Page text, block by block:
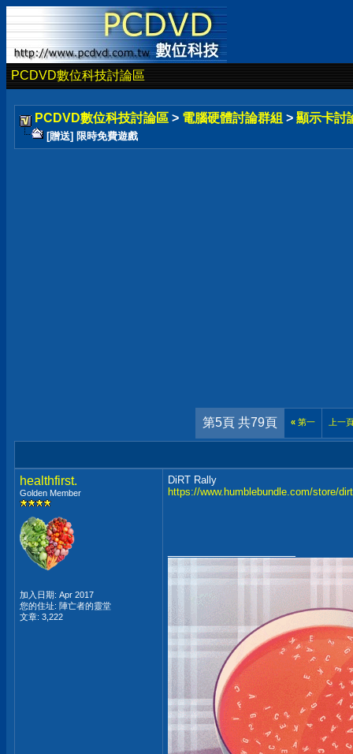
PCDVD數位科技討論區
PCDVD數位科技討論區 > 電腦硬體討論群組 > 顯示卡討
[贈送] 限時免費遊戲
第5頁 共79頁 « 第一 上一
healthfirst.
Golden Member
加入日期: Apr 2017
您的住址: 陣亡者的靈堂
文章: 3,222
DiRT Rally
https://www.humblebundle.com/store/